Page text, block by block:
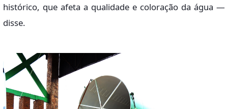
histórico, que afeta a qualidade e coloração da água —
disse.